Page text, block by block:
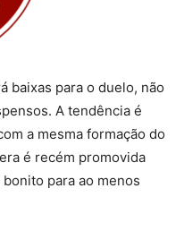
baixas para o duelo, não
A tendência é
a mesma formação do
é recém promovida
para ao menos